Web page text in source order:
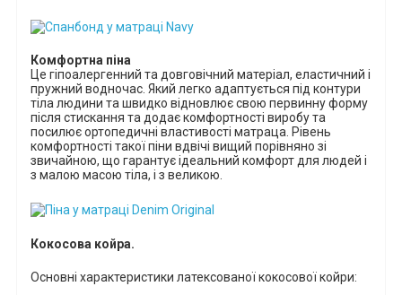
Комфортна піна
Це гіпоалергенний та довговічний матеріал, еластичний і
пружний водночас. Який легко адаптується під контури
тіла людини та швидко відновлює свою первинну форму
після стискання та додає комфортності виробу та
посилює ортопедичні властивості матраца. Рівень
комфортності такої піни вдвічі вищий порівняно зі
звичайною, що гарантує ідеальний комфорт для людей і
з малою масою тіла, і з великою.
Кокосова койра.
Основні характеристики латексованої кокосової койри: